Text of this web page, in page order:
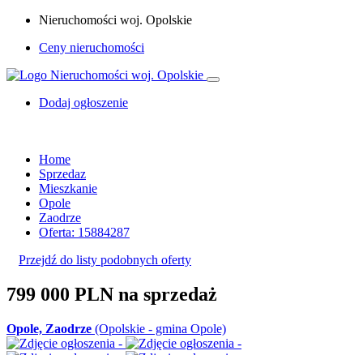
Nieruchomości woj. Opolskie
Ceny nieruchomości
Dodaj ogłoszenie
Home
Sprzedaz
Mieszkanie
Opole
Zaodrze
Oferta: 15884287
Przejdź do listy podobnych oferty
799 000 PLN na sprzedaż
Opole, Zaodrze (Opolskie - gmina Opole)